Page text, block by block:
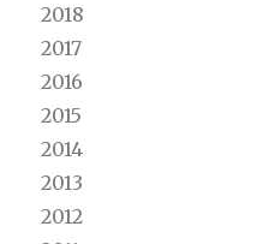
2018
2017
2016
2015
2014
2013
2012